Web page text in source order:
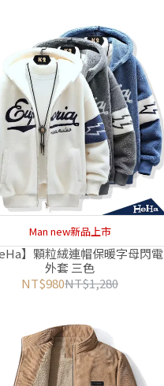
Man new新品上市
】顆粒絨連帽保暖字母閃電
外套 三色
NT$980NT$1,280